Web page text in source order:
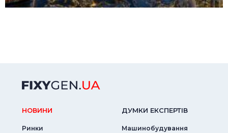
НОВИНИ
Ринки
ДУМКИ ЕКСПЕРТIВ
Машинобудування